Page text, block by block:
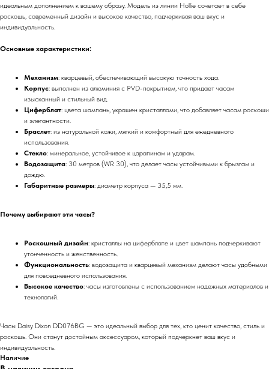
идеальным дополнением к вашему образу. Модель из линии Hollie сочетает в себе
роскошь, современный дизайн и высокое качество, подчеркивая ваш вкус и
индивидуальность.
Основные характеристики:
Механизм: кварцевый, обеспечивающий высокую точность хода.
Корпус: выполнен из алюминия с PVD-покрытием, что придает часам
изысканный и стильный вид.
Циферблат: цвета шампань, украшен кристаллами, что добавляет часам роскоши
и элегантности.
Браслет: из натуральной кожи, мягкий и комфортный для ежедневного
использования.
Стекло: минеральное, устойчивое к царапинам и ударам.
Водозащита: 30 метров (WR 30), что делает часы устойчивыми к брызгам и
дождю.
Габаритные размеры: диаметр корпуса — 35,5 мм.
Почему выбирают эти часы?
Роскошный дизайн: кристаллы на циферблате и цвет шампань подчеркивают
утонченность и женственность.
Функциональность: водозащита и кварцевый механизм делают часы удобными
для повседневного использования.
Высокое качество: часы изготовлены с использованием надежных материалов и
технологий.
Часы Daisy Dixon DD076BG — это идеальный выбор для тех, кто ценит качество, стиль и
роскошь. Они станут достойным аксессуаром, который подчеркнет ваш вкус и
индивидуальность.
Наличие